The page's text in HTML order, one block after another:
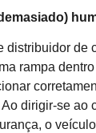
distribuidor de
rampa
dirigir-se ao
o